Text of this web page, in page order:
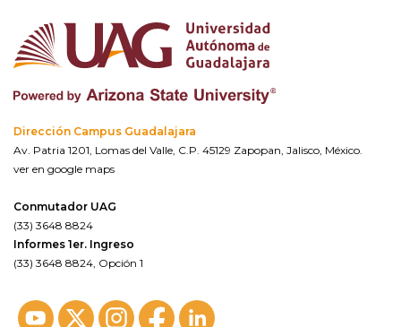
Dirección Campus Guadalajara
Av. Patria 1201, Lomas del Valle, C.P. 45129 Zapopan, Jalisco, México.
ver en google maps
Conmutador UAG
(33) 3648 8824
Informes 1er. Ingreso
(33) 3648 8824, Opción 1